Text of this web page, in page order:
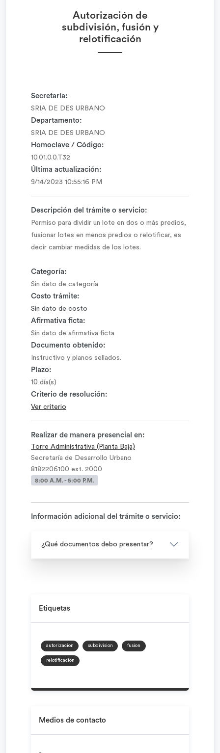
Autorización de
subdivisión, fusión y
relotificación
Secretaría:
SRIA DE DES URBANO
Departamento:
SRIA DE DES URBANO
Homoclave / Código:
10.01.0.0.T32
Última actualización:
9/14/2023 10:55:16 PM
Descripción del trámite o servicio:
Permiso para dividir un lote en dos o más predios,
fusionar lotes en menos predios o relotificar, es
decir cambiar medidas de los lotes.
Categoría:
Sin dato de categoría
Costo trámite:
Sin dato de costo
Afirmativa ficta:
Sin dato de afirmativa ficta
Documento obtenido:
Instructivo y planos sellados.
Plazo:
10 día(s)
Criterio de resolución:
Ver criterio
Realizar de manera presencial en:
Torre Administrativa (Planta Baja)
Secretaría de Desarrollo Urbano
8182206100 ext. 2000
8:00 A.M. - 5:00 P.M.
Información adicional del trámite o servicio:
¿Qué documentos debo presentar?
Etiquetas
autorizacion subdivision fusion
relotificacion
Medios de contacto